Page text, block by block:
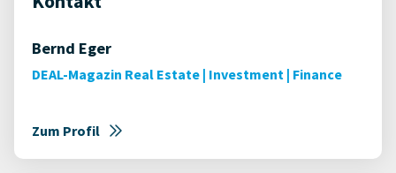
Bernd Eger
DEAL-Magazin Real Estate | Investment | Finance
Zum Profil